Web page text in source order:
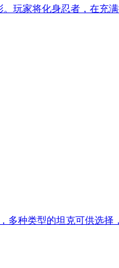
玩家将化身忍者，在充
多种类型的坦克可供选择